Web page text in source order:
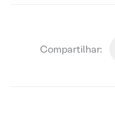
Compartilhar: